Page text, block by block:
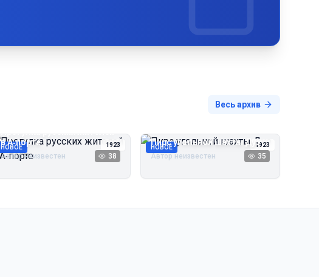
Весь архив
НОВОЕ 1923
Прогулка русских жителей
в А‑порте
Автор неизвестен 38
НОВОЕ 1923
Пирс угольной шахты Дуэ
Автор неизвестен 35